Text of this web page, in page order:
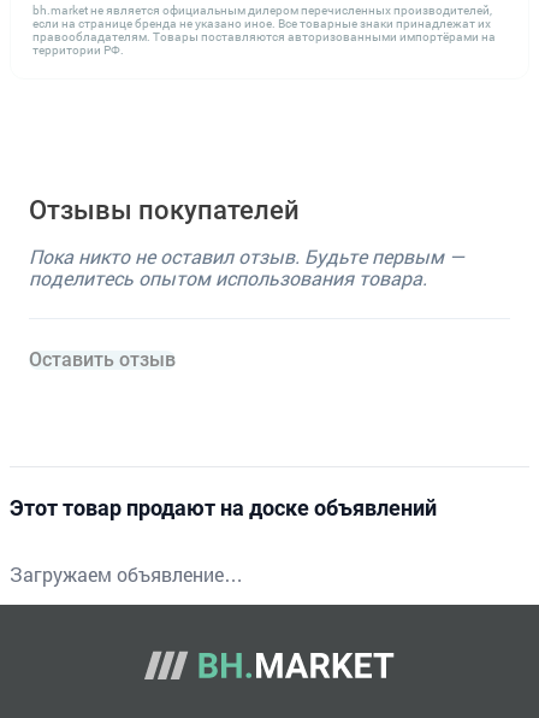
bh.market не является официальным дилером перечисленных производителей,
если на странице бренда не указано иное. Все товарные знаки принадлежат их
правообладателям. Товары поставляются авторизованными импортёрами на
территории РФ.
Отзывы покупателей
Пока никто не оставил отзыв. Будьте первым —
поделитесь опытом использования товара.
Оставить отзыв
Этот товар продают на доске объявлений
Загружаем объявление…